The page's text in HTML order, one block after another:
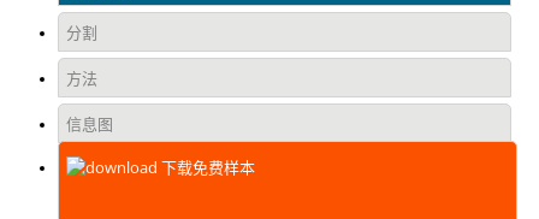
分割
方法
信息图
下载免费样本